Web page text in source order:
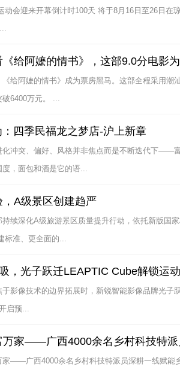
动会迎来开幕倒计时100天 将于8月16日至26日
给阿嬷的情书》，这部9.0分电影
《给阿嬷的情书》成为票房黑马。这部全程采用
破6400万元。 ...
四季民福龙之梦店-沪上新章
化冲突、偏好、风格并非焦点而是不断迭代下——
，面包和酒是它的语...
A级景区创建趋严
续深化A级旅游景区质量提升行动，依托新版国
标准、更全面的...
，光子跃迁LEAPTIC Cube解锁运
影像技术的边界拓展时，新锐智能影像品牌光
启预...
万家——广西4000余名乡村科技特派
家——广西4000余名乡村科技特派员深耕一线赋能